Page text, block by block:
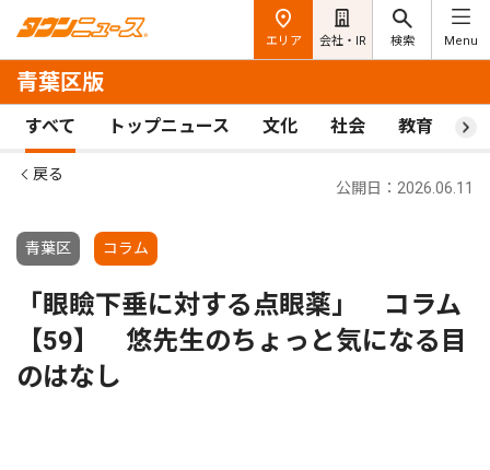
エリア 会社・IR 検索 Menu
青葉区版
すべて トップニュース 文化 社会 教育 ス
戻る
青葉区 コラム
公開日：2026.06.11
「眼瞼下垂に対する点眼薬」 コラム
【59】 悠先生のちょっと気になる目
のはなし